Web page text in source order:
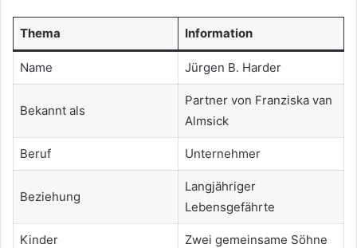
Thema Information
Name Jürgen B. Harder
Bekannt als
Partner von Franziska van
Almsick
Beruf Unternehmer
Beziehung
Langjähriger
Lebensgefährte
Kinder Zwei gemeinsame Söhne